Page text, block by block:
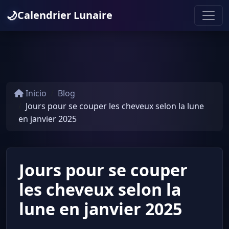
🌙Calendrier Lunaire
Inicio
Blog
Jours pour se couper les cheveux selon la lune
en janvier 2025
Jours pour se couper
les cheveux selon la
lune en janvier 2025